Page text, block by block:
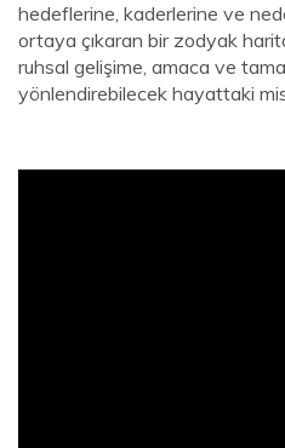
hedeflerine, kaderlerine ve
ortaya çıkaran bir zodyak
ruhsal gelişime, amaca ve
yönlendirebilecek hayattaki